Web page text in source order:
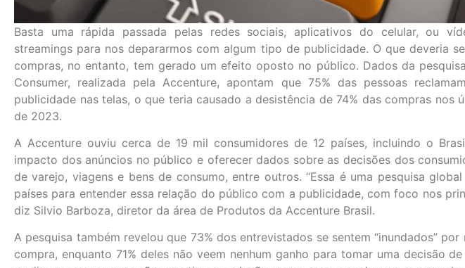
Basta uma rápida passada pelas redes sociais, aplicativos do celular, ou
streamings para nos depararmos com algum tipo de publicidade. O que deveria
compras, no entanto, tem gerado um efeito oposto no público. Dados da
Consumer, realizada pela Accenture, apontam que 75% das pessoas
publicidade nas telas, o que teria causado a desistência de 74% das compras nos
de 2023.
A Accenture ouviu cerca de 19 mil consumidores de 12 países, incluindo o
impacto dos anúncios no público e oferecer dados sobre as decisões dos
de varejo, viagens e bens de consumo, entre outros. “Essa é uma pesquisa
países para entender essa relação do público com a publicidade, com foco nos
diz Silvio Barboza, diretor da área de Produtos da Accenture Brasil.
A pesquisa também revelou que 73% dos entrevistados se sentem “inundados”
compra, enquanto 71% deles não veem nenhum ganho para tomar uma decisão